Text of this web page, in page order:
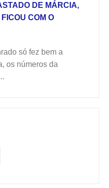
DE MÁRCIA,
COM O
só fez bem a
os números da